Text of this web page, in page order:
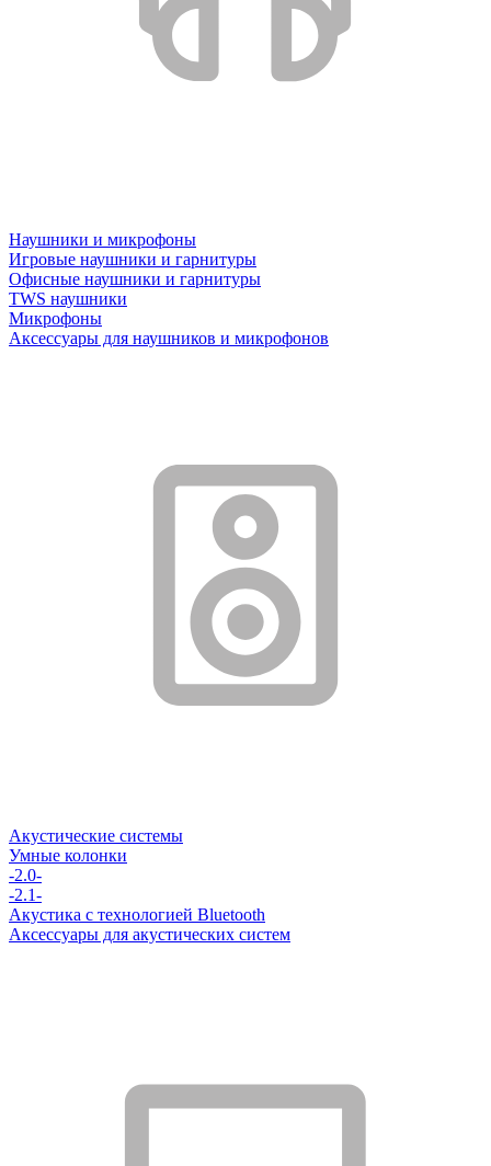
Наушники и микрофоны
Игровые наушники и гарнитуры
Офисные наушники и гарнитуры
TWS наушники
Микрофоны
Аксессуары для наушников и микрофонов
Акустические системы
Умные колонки
-2.0-
-2.1-
Акустика с технологией Bluetooth
Аксессуары для акустических систем